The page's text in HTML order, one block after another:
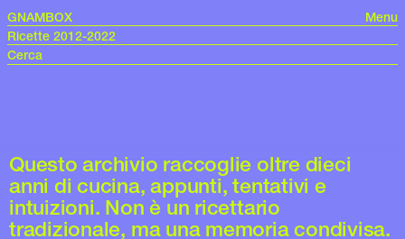
GNAMBOX
Menu
Ricette 2012-2022
Questo archivio raccoglie oltre dieci
anni di cucina, appunti, tentativi e
intuizioni. Non è un ricettario
tradizionale, ma una memoria condivisa.